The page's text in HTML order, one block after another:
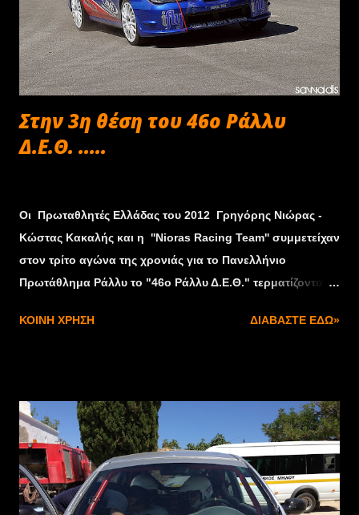
Στην 3η θέση του 46ο Ράλλυ
Δ.Ε.Θ. .....
Οι Πρωταθλητές Ελλάδας του 2012 Γρηγόρης Νιώρας -
Κώστας Κακαλής και η ''Nioras Racing Team'' συμμετείχαν
στον τρίτο αγώνα της χρονιάς για το Πανελλήνιο
Πρωτάθλημα Ράλλυ το "46ο Ράλλυ Δ.Ε.Θ." τερματίζοντας
κατηγορίας Ν. Οι "Πρωταθλητές Ελλάδας του 2012"
παράλληλα τον τρίτο της χρονιάς, που διεξήχθη στην
ευρύτερη περιοχής της Θεσσαλονίκης. Ο 2ήμερος
αγώνας περιελάμβανε μια "Super Stage" και πέντε ακόμα
ειδικές διαδρομές στις πλαγίες του Χολομώντα. Η ατυχία
όμως χτύπησε το πλήρωμα της ''Nioras Racing Team'',
ΚΟΙΝΉ ΧΡΉΣΗ ΔΙΑΒΆΣΤΕ ΕΔΏ»